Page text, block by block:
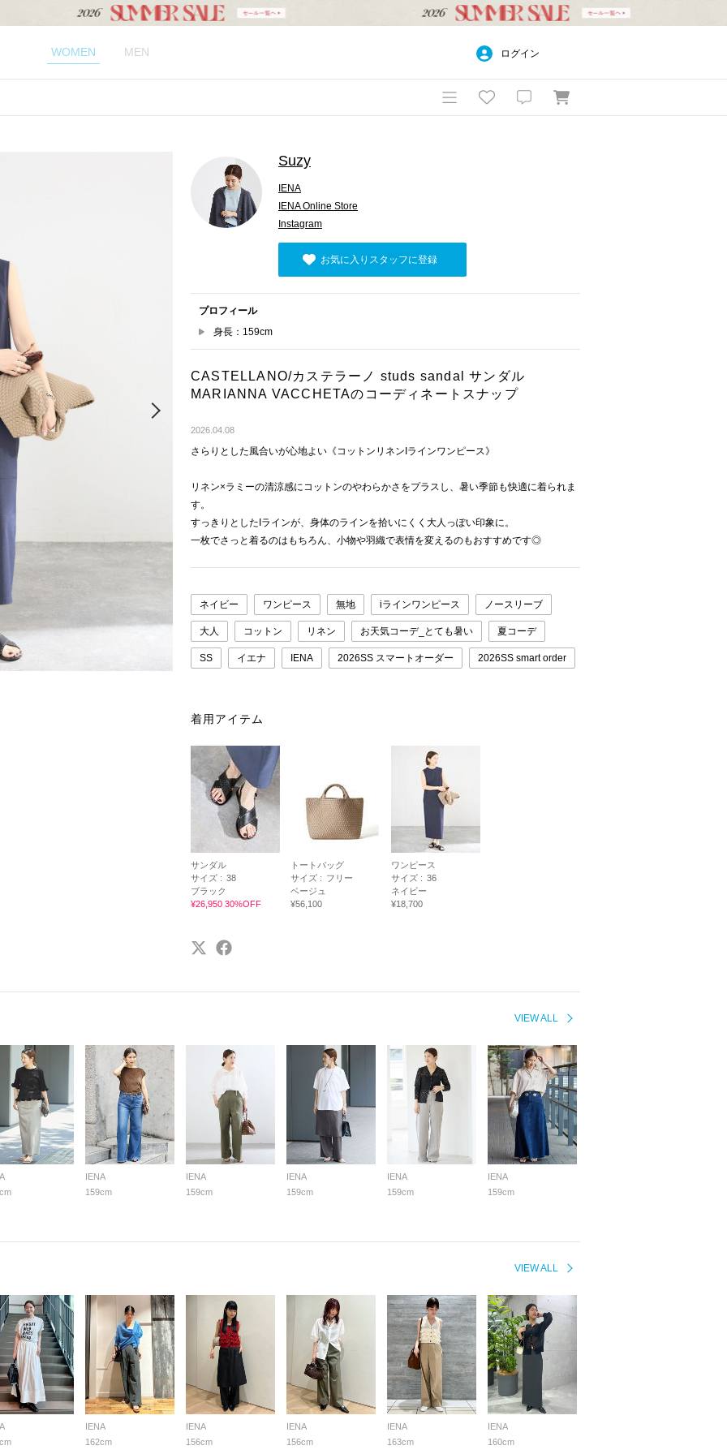
WOMEN MEN ログイン
Suzy
IENA
IENA Online Store
Instagram
お気に入りスタッフに登録
プロフィール
身長：159cm
CASTELLANO/カステラーノ studs sandal サンダル
MARIANNA VACCHETAのコーディネートスナップ
2026.04.08
さらりとした風合いが心地よい《コットンリネンIラインワンピース》
リネン×ラミーの清涼感にコットンのやわらかさをプラスし、暑い季節も快適に着られま
す。
すっきりとしたIラインが、身体のラインを拾いにくく大人っぽい印象に。
一枚でさっと着るのはもちろん、小物や羽織で表情を変えるのもおすすめです◎
ネイビー ワンピース 無地 iラインワンピース ノースリーブ
大人 コットン リネン お天気コーデ_とても暑い 夏コーデ
SS イエナ IENA 2026SS スマートオーダー 2026SS smart order
着用アイテム
サンダル
サイズ : 38
ブラック
¥26,950 30%OFF
トートバッグ
サイズ : フリー
ベージュ
¥56,100
ワンピース
サイズ : 36
ネイビー
¥18,700
VIEW ALL
IENA
159cm
IENA
159cm
IENA
159cm
IENA
159cm
IENA
159cm
VIEW ALL
IENA
162cm
IENA
156cm
IENA
156cm
IENA
163cm
IENA
160cm